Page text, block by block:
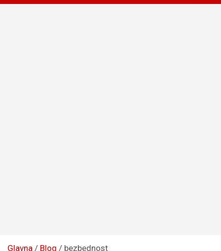
Glavna Blog bezbednost